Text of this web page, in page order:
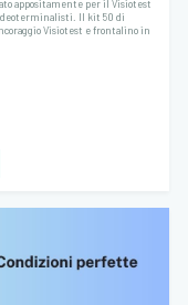
appositamente per il Visiotest
Il kit 50 di
Visiotest e frontalino in